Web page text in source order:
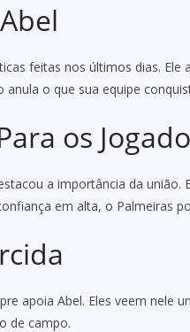
feitas nos últimos dias.
o que sua equipe
os
a importância da
em alta, o Palmeiras
apoia Abel. Eles veem nele
de campo.